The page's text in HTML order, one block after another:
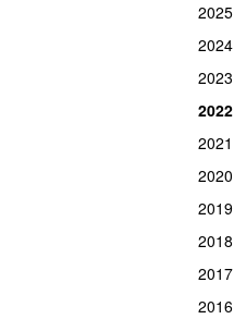
2025
2024
2023
2022
2021
2020
2019
2018
2017
2016